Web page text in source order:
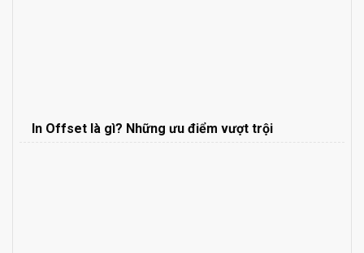
In Offset là gì? Những ưu điểm vượt trội